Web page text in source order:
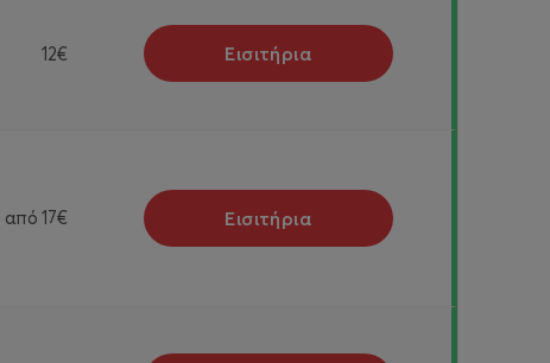
12€ Εισιτήρια
από 17€ Εισιτήρια